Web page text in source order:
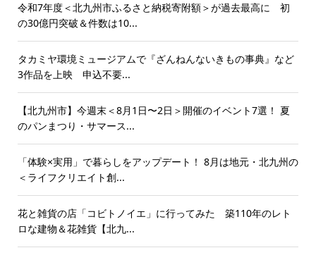
令和7年度＜北九州市ふるさと納税寄附額＞が過去最高に 初
の30億円突破＆件数は10...
タカミヤ環境ミュージアムで『ざんねんないきもの事典』など
3作品を上映 申込不要...
【北九州市】今週末＜8月1日〜2日＞開催のイベント7選！ 夏
のパンまつり・サマース...
「体験×実用」で暮らしをアップデート！ 8月は地元・北九州の
＜ライフクリエイト創...
花と雑貨の店「コビトノイエ」に行ってみた 築110年のレト
ロな建物＆花雑貨【北九...